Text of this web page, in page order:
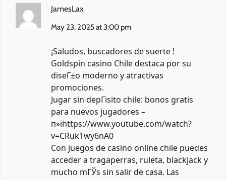
JamesLax
May 23, 2025 at 3:00 pm
¡Saludos, buscadores de suerte !
Goldspin casino Chile destaca por su
diseГ±o moderno y atractivas
promociones.
Jugar sin depГіsito chile: bonos gratis
para nuevos jugadores –
п»їhttps://www.youtube.com/watch?
v=CRuk1wy6nA0
Con juegos de casino online chile puedes
acceder a tragaperras, ruleta, blackjack y
mucho mГЎs sin salir de casa. Las